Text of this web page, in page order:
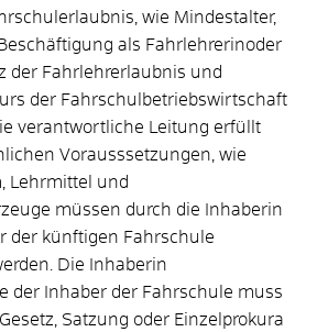
wie Mindestalter,
als Fahrlehrerinoder
der Fahrlehrerlaubnis und
der Fahrschulbetriebswirtschaft
verantwortliche Leitung erfüllt
Vorausssetzungen, wie
Lehrmittel und
müssen durch die Inhaberin
der künftigen Fahrschule
Die Inhaberin
der Inhaber der Fahrschule muss
Satzung oder Einzelprokura